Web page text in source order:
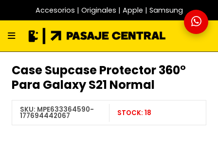
Accesorios | Originales | Apple | Samsung
Case Supcase Protector 360°
Para Galaxy S21 Normal
SKU: MPE633364590-
177694442067 STOCK: 18